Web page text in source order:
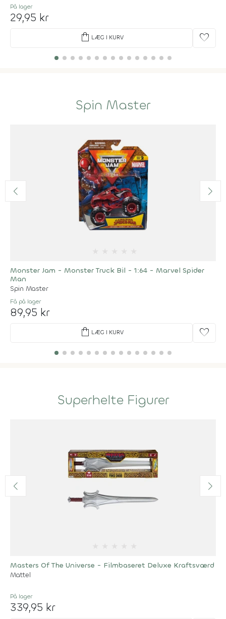
På lager
29,95 kr
shopping_bag LÆG I KURV favorite
Spin Master
Monster Jam - Monster Truck Bil - 1:64 - Marvel Spider
Man
Spin Master
Få på lager
89,95 kr
shopping_bag LÆG I KURV favorite
Superhelte Figurer
Masters Of The Universe - Filmbaseret Deluxe Kraftsværd
Mattel
På lager
339,95 kr